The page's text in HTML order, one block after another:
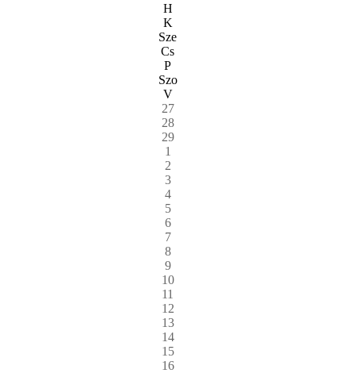
H
K
Sze
Cs
P
Szo
V
27
28
29
1
2
3
4
5
6
7
8
9
10
11
12
13
14
15
16